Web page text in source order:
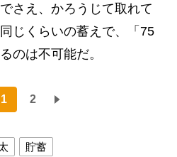
さえ、かろうじて取れて
じくらいの蓄えで、「75
のは不可能だ。
1 2
貯蓄